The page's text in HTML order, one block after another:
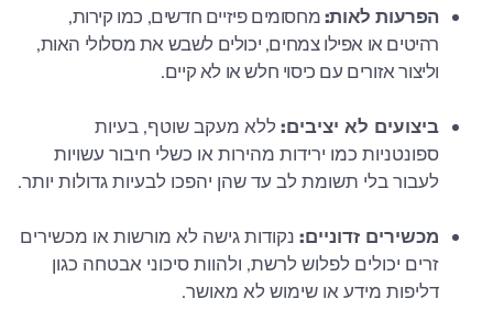
הפרעות לאות:מחסומים פיזיים חדשים, כמו קירות,
רהיטים או אפילו צמחים, יכולים לשבש את מסלולי האות,
וליצור אזורים עם כיסוי חלש או לא קיים.
ביצועים לא יציבים: ללא מעקב שוטף, בעיות
ספונטניות כמו ירידות מהירות או כשלי חיבור עשויות
לעבור בלי תשומת לב עד שהן יהפכו לבעיות גדולות יותר.
מכשירים זדוניים: נקודות גישה לא מורשות או מכשירים
זרים יכולים לפלוש לרשת, ולהוות סיכוני אבטחה כגון
דליפות מידע או שימוש לא מאושר.